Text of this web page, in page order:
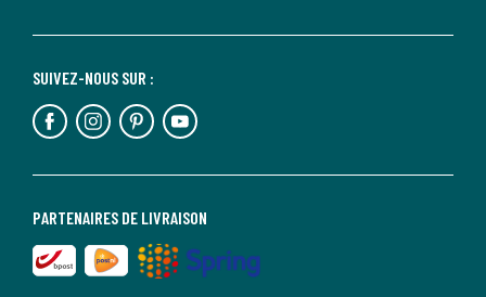
PARTENAIRES DE LIVRAISON
SUIVEZ-NOUS SUR :